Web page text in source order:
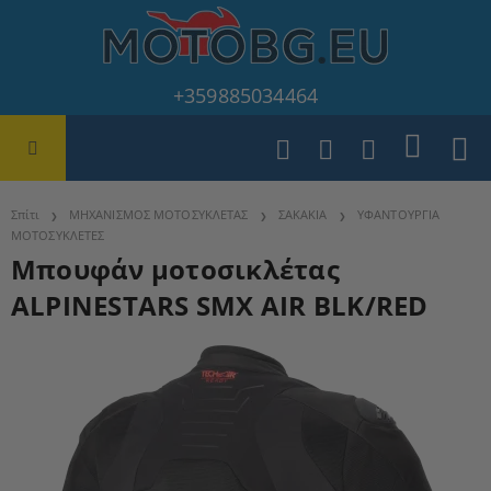
+359885034464
Σπίτι ΜΗΧΑΝΙΣΜΟΣ ΜΟΤΟΣΥΚΛΕΤΑΣ ΣΑΚΑΚΙΑ
ΥΦΑΝΤΟΥΡΓΙΑ
ΜΟΤΟΣΥΚΛΕΤΕΣ
Μπουφάν μοτοσικλέτας
ALPINESTARS SMX AIR BLK/RED